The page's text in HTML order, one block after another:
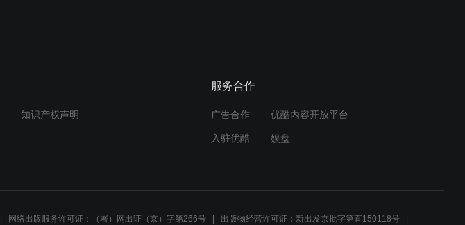
知识产权声明
服务合作
广告合作 优酷内容开放平台
入驻优酷 娱盘
网络出版服务许可证：（署）网出证（京）字第266号 出版物经营许可证：新出发京批字第直150118号